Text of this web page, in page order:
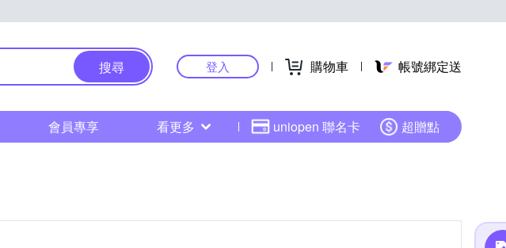
搜尋 登入 購物車 帳號綁定送
會員專享 看更多 uniopen 聯名卡 超贈點